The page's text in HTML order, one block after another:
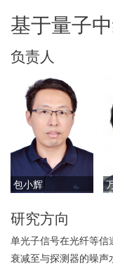
首页
研究方向
量子卫星
团队成员
新闻动态
研究进展
学术报告
论文发表
公告通知
招生信息
相关链接
基于量子
负责人
包小辉
研究方向
单光子信号在光纤等信
衰减至与探测器的噪